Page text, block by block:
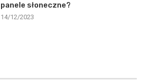
panele słoneczne?
14/12/2023